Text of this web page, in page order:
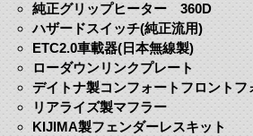
純正グリップヒーター 360D
ハザードスイッチ(純正流用)
ETC2.0車載器(日本無線製)
ローダウンリンクプレート
デイトナ製コンフォートフロントフ
リアライズ製マフラー
KIJIMA製フェンダーレスキット